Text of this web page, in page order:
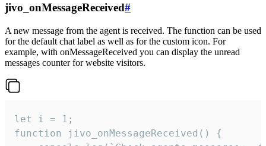
jivo_onMessageReceived#
A new message from the agent is received. The function can be used
for the default chat label as well as for the custom icon. For
example, with onMessageReceived you can display the unread
messages counter for website visitors.
let i = 1;
function jivo_onMessageReceived() {